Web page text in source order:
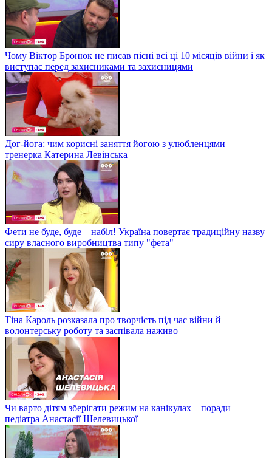
Чому Віктор Бронюк не писав пісні всі ці 10 місяців війни і як
виступає перед захисниками та захисницями
Дог-йога: чим корисні заняття йогою з улюбленцями –
тренерка Катерина Левінська
Фети не буде, буде – набіл! Україна повертає традиційну назву
сиру власного виробництва типу "фета"
Тіна Кароль розказала про творчість під час війни й
волонтерську роботу та заспівала наживо
Чи варто дітям зберігати режим на канікулах – поради
педіатра Анастасії Шелевицької